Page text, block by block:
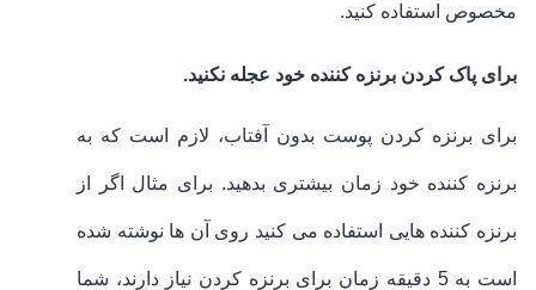
مخصوص استفاده کنید.
برای پاک کردن برنزه کننده خود عجله نکنید.
برای برنزه کردن پوست بدون آفتاب، لازم است که به
برنزه کننده خود زمان بیشتری بدهید. برای مثال اگر از
برنزه کننده هایی استفاده می کنید روی آن ها نوشته شده
است به 5 دقیقه زمان برای برنزه کردن نیاز دارند، شما